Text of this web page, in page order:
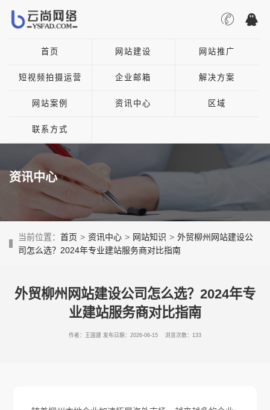
首页 网站建设 网站推广
短视频拍摄运营 企业邮箱 解决方案
网站案例 资讯中心 区域
联系方式
资讯中心
当前位置： 首页 > 资讯中心 > 网站知识 > 外贸柳州网站建设公
司怎么选？2024年专业建站服务商对比指南
外贸柳州网站建设公司怎么选？2024年专
业建站服务商对比指南
作者：王国建 发布日期：2026-06-15 浏览次数：133